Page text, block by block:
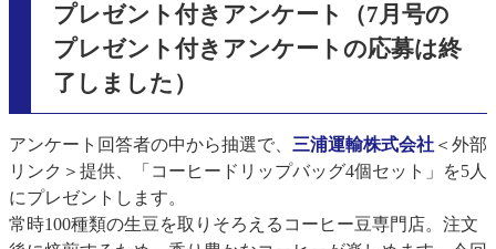
プレゼント付きアンケート（7月号の
プレゼント付きアンケートの応募は終
了しました）
アンケート回答者の中から抽選で、 三浦運輸株式会社 ＜外部
リンク＞ 提供、「コーヒードリップバッグ4個セット」を5人
にプレゼントします。
常時100種類の生豆を取りそろえるコーヒー豆専門店。注文